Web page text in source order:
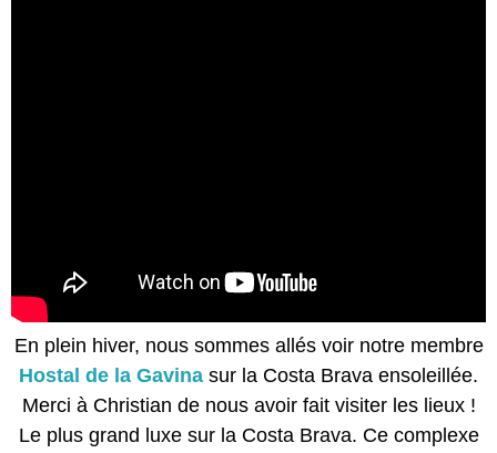
En plein hiver, nous sommes allés voir notre membre
Hostal de la Gavina sur la Costa Brava ensoleillée.
Merci à Christian de nous avoir fait visiter les lieux !
Le plus grand luxe sur la Costa Brava. Ce complexe